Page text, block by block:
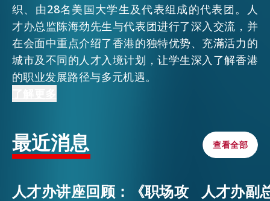
就业资讯
在港营商
活动情报
最新消息
关于我们
常见问题
WHATSAPP
WECHAT
织、由28名美国大学生及代表组成的代表团。人
才办总监陈海劲先生与代表团进行了深入交流，并
在会面中重点介绍了香港的独特优势、充滿活力的
城市及不同的人才入境计划，让学生深入了解香港
的职业发展路径与多元机遇。
趣。人才办将继续与未来领袖联系，并提供全面的
一站式支援服务，协助全球人才顺利落户香港。
最近消息 查看全部
查看全部
人才办讲座回顾：《职场攻
人才办副